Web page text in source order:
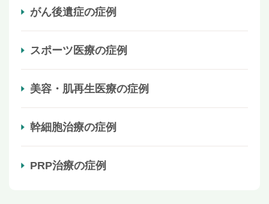
がん後遺症の症例
スポーツ医療の症例
美容・肌再生医療の症例
幹細胞治療の症例
PRP治療の症例